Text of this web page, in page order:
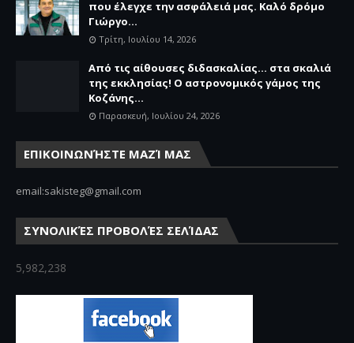
που έλεγχε την ασφάλειά μας. Καλό δρόμο
Γιώργο...
Τρίτη, Ιουλίου 14, 2026
Από τις αίθουσες διδασκαλίας… στα σκαλιά
της εκκλησίας! Ο αστρονομικός γάμος της
Κοζάνης...
Παρασκευή, Ιουλίου 24, 2026
ΕΠΙΚΟΙΝΩΝΉΣΤΕ ΜΑΖΊ ΜΑΣ
email:sakisteg@gmail.com
ΣΥΝΟΛΙΚΈΣ ΠΡΟΒΟΛΈΣ ΣΕΛΊΔΑΣ
5,982,238